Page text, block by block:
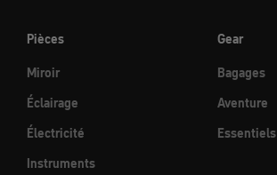
Pièces
Miroir
Éclairage
Électricité
Instruments
Gear
Bagages
Aventure
Essentiels